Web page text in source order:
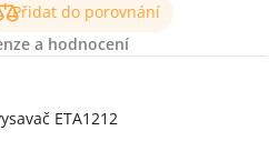
Přidat do porovnání
a hodnocení
ETA1212